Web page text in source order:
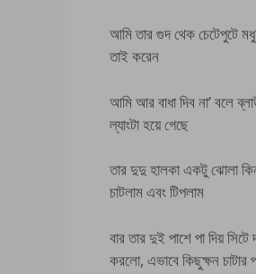
আমি তার গুদ থেক চেটেপুটে
তাই করেন
আমি আর বাধা দিব না’ বলে
ল্যাংটা হয়ে গেছে
তার দুদু হালকা একটু ঝোলা
চাটলাম এবং টিপলাম
বার তার দুই পাশে পা দিয়
করলো, এভাবে কিছুক্ষন চাটার